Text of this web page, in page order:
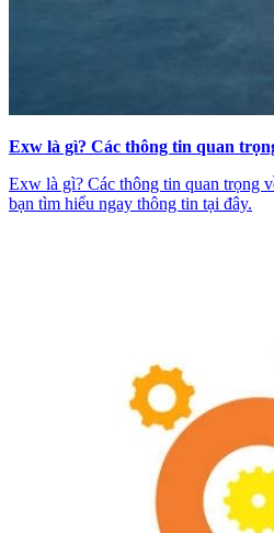
Exw là gì? Các thông tin quan
Exw là gì? Các thông tin quan trọng
bạn tìm hiểu ngay thông tin tại đây.